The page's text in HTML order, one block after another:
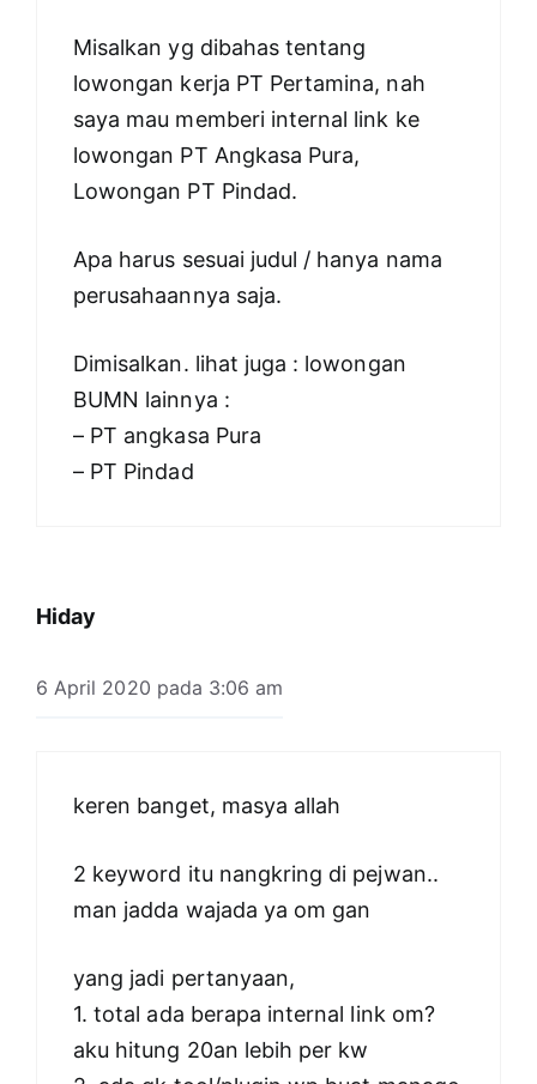
Misalkan yg dibahas tentang
lowongan kerja PT Pertamina, nah
saya mau memberi internal link ke
lowongan PT Angkasa Pura,
Lowongan PT Pindad.
Apa harus sesuai judul / hanya nama
perusahaannya saja.
Dimisalkan. lihat juga : lowongan
BUMN lainnya :
– PT angkasa Pura
– PT Pindad
Hiday
6 April 2020 pada 3:06 am
keren banget, masya allah
2 keyword itu nangkring di pejwan..
man jadda wajada ya om gan
yang jadi pertanyaan,
1. total ada berapa internal link om?
aku hitung 20an lebih per kw